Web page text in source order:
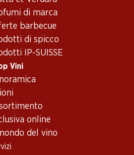
di marca
barbecue
di spicco
IP-SUISSE
Vini
online
del vino